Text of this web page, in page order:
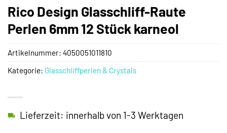
Rico Design Glasschliff-Raute
Perlen 6mm 12 Stück karneol
Lieferzeit: innerhalb von 1-3 Werktagen
Artikelnummer: 4050051011810
Kategorie: Glasschliffperlen & Crystals